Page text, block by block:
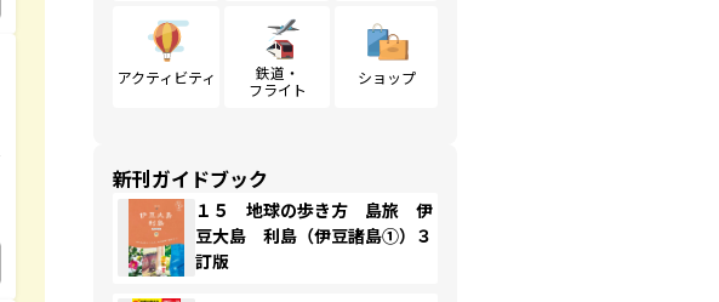
アクティビティ
鉄道・
フライト
ショップ
新刊ガイドブック
１５ 地球の歩き方 島旅 伊
豆大島 利島（伊豆諸島①）３
訂版